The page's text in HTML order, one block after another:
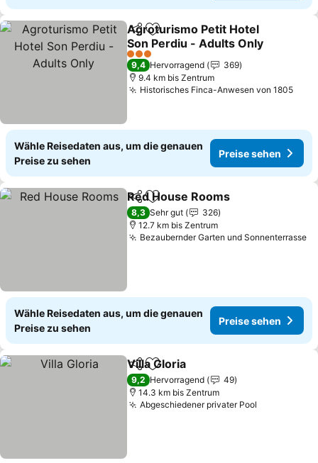
TeilenZu Favoriten hinzufügen
Agroturismo Petit Hotel
Son Perdiu - Adults Only
3 Sterne
9,4 Hervorragend
369
9.4 km bis Zentrum
Historisches Finca-Anwesen von 1805
Wähle Reisedaten aus, um die genauen
Preise zu sehen
Preise sehen
TeilenZu Favoriten hinzufügen
Red House Rooms
8,3 Sehr gut
326
12.7 km bis Zentrum
Bezaubernder Garten und Sonnenterrasse
Wähle Reisedaten aus, um die genauen
Preise zu sehen
Preise sehen
TeilenZu Favoriten hinzufügen
Villa Gloria
9,2 Hervorragend
49
14.3 km bis Zentrum
Abgeschiedener privater Pool